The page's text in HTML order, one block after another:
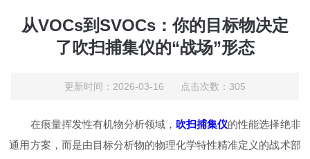
从VOCs到SVOCs：你的目标物决定
了吹扫捕集仪的“战场”形态
更新时间：2026-03-16 点击次数：305
在痕量挥发性有机物分析领域， 吹扫捕集仪的性能选择绝非
通用方案，而是由目标分析物的物理化学特性精准定义的战术部